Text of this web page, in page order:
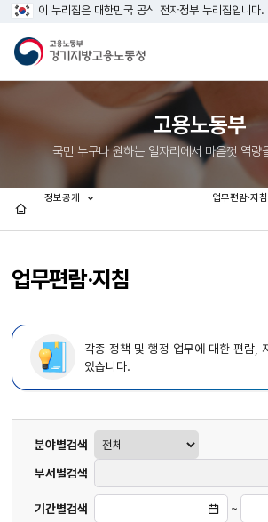
이 누리집은 대한민국 공식 전자정부 누리집입니다.
고용노동부
국민 누구나 원하는 일자리에서 마음껏 역량
업무편람·지침
정보공개 업무편람·지침
각종 정책 및 행정 업무에 대한 편람,
있습니다.
게시판
분야별검색
부서별검색
기간별검색 ~